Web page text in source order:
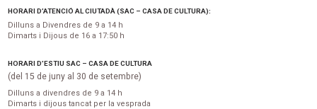
HORARI D’ATENCIÓ AL CIUTADÀ (SAC – CASA DE CULTURA):
Dilluns a Divendres de 9 a 14 h
Dimarts i Dijous de 16 a 17:50 h
HORARI D’ESTIU SAC – CASA DE CULTURA
(del 15 de juny al 30 de setembre)
Dilluns a divendres de 9 a 14 h
Dimarts i dijous tancat per la vesprada